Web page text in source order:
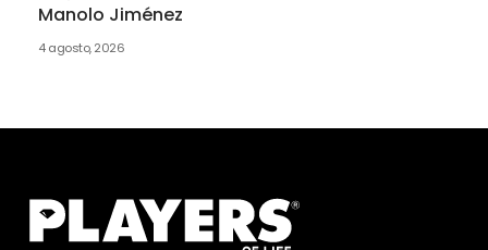
Manolo Jiménez
4 agosto, 2026